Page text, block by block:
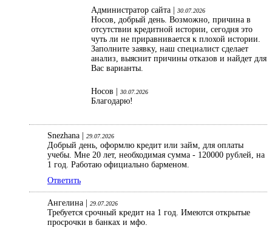
Администратор сайта |
30.07.2026
Носов, добрый день. Возможно, причина в
отсутствии кредитной истории, сегодня это
чуть ли не приравнивается к плохой истории.
Заполните заявку, наш специалист сделает
анализ, выяснит причины отказов и найдет для
Вас варианты.
Носов | 30.07.2026
Благодарю!
Snezhana | 29.07.2026
Добрый день, оформлю кредит или займ, для оплаты
учебы. Мне 20 лет, необходимая сумма - 120000 рублей, на
1 год. Работаю официально барменом.
Ответить
Ангелина | 29.07.2026
Требуется срочный кредит на 1 год. Имеются открытые
просрочки в банках и мфо.